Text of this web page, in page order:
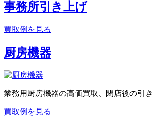
事務所引き上げ
買取例を見る
厨房機器
業務用厨房機器の高価買取、閉店後の引
買取例を見る